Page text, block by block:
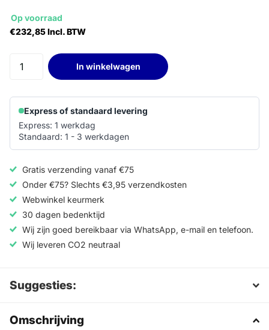
Op voorraad
€232,85 Incl. BTW
In winkelwagen
Express of standaard levering
Express: 1 werkdag
Standaard: 1 - 3 werkdagen
Gratis verzending vanaf €75
Onder €75? Slechts €3,95 verzendkosten
Webwinkel keurmerk
30 dagen bedenktijd
Wij zijn goed bereikbaar via WhatsApp, e-mail en telefoon.
Wij leveren CO2 neutraal
Suggesties:
Omschrijving